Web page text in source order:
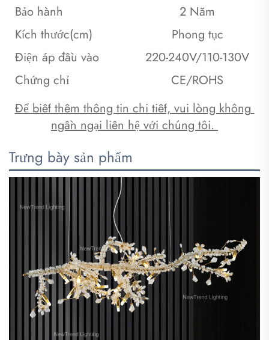
Bảo hành
2 Năm
Kích thước(cm)
Phong tục
Điện áp đầu vào
220-240V/110-130V
Chứng chỉ
CE/ROHS
Để biết thêm thông tin chi tiết, vui lòng không
ngần ngại liên hệ với chúng tôi.
Trưng bày sản phẩm